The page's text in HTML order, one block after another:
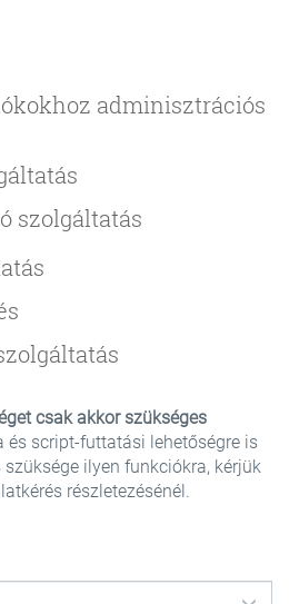
adminisztrációs
szolgáltatás
csak akkor szükséges
és script-futtatási lehetőségre is
ilyen funkciókra, kérjük
részletezésénél.